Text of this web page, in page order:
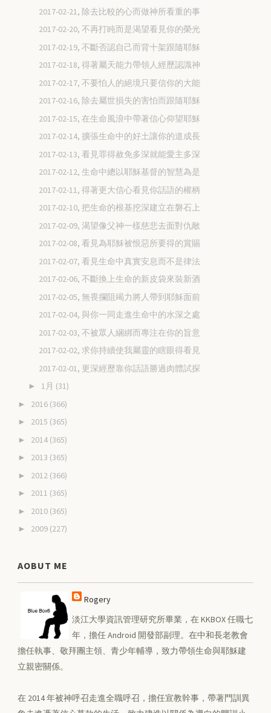
2017-02-21, 除去比較的心而做神所看重的事
2017-02-20, 不再打盹而是渴望看見你的榮光
2017-02-19, 不斷否認自己而背十架跟隨耶穌
2017-02-18, 得著屬天能力帶領人經歷認識神
2017-02-17, 不要怕人的絕境只要信你的大能
2017-02-16, 除去屬世損失的害怕而跟隨耶穌
2017-02-15, 在生命風浪中帶著信心仰望耶穌
2017-02-14, 擴張生命中的好土讓你的道成長
2017-02-13, 看見罪得赦免多深就能愛主多深
2017-02-12, 生命中總以耶穌基督的智慧為是
2017-02-11, 得著更大信心看見你話語的權柄
2017-02-10, 把生命的根基挖深建立在磐石上
2017-02-09, 渴望像父神一樣慈悲去面對仇敵
2017-02-08, 看見為耶穌被恨惡所要得的賞賜
2017-02-07, 看見生命中真實安息而不是律法
2017-02-06, 不斷換上生命的新皮袋來裝新酒
2017-02-05, 無畏攔阻竭力將人帶到耶穌面前
2017-02-04, 與你一同走進生命中的水深之處
2017-02-03, 不被眾人綑綁而專注在你的旨意
2017-02-02, 求你持續使我屬靈的瞎眼得看見
2017-02-01, 更深經歷靠你話語勝過肉體試探
► 1月 (31)
► 2016 (366)
► 2015 (365)
► 2014 (365)
► 2013 (365)
► 2012 (366)
► 2011 (365)
► 2010 (365)
► 2009 (227)
AOBUT ME
Rogery
淡江大學資訊管理研究所畢業，在 KKBOX 任職七
年，擔任 Android 開發部副理。在中和長老教會
擔任執事、敬拜團主領、青少年輔導，致力帶領生命與耶穌建
立親密關係。
在 2014 年被神呼召走進全職呼召，擔任宣教幹事，帶著門訓異